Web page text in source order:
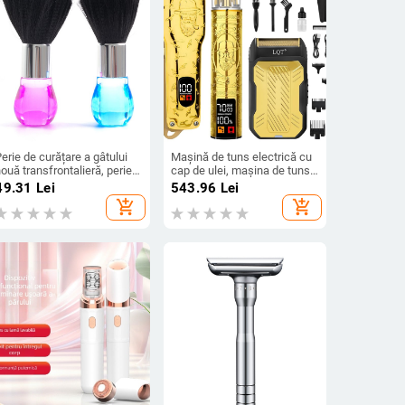
de curățare a gâtului
transfrontalieră, perie
păr ruptă, perie specială
pentru salon de coafură,
de curățare
Lei
add_shopping_cart
Mașină de tuns electrică cu
cap de ulei, mașina de tuns
electrică, salon de coafură,
uz general special, aparat de
ras de uz casnic, cap de
543.96 Lei
add_shopping_cart